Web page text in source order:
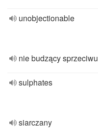
unobjectionable
nie budzący sprzeciwu
sulphates
siarczany